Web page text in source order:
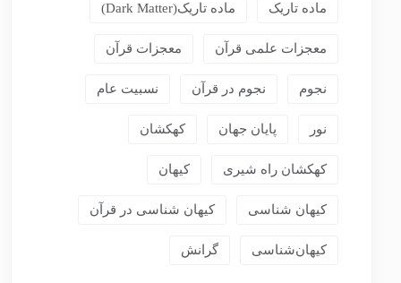
ماده تاریک ماده تاریک(dark Matter)
معجزات علمی قرآن معجزات قرآن
نجوم نجوم در قرآن نسبیت عام
نور پایان جهان کهکشان
کهکشان راه شیری کیهان
کیهان شناسی کیهان شناسی در قرآن
کیهان‌شناسی گرانش